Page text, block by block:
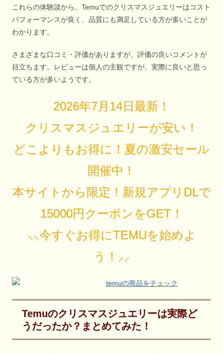
これらの体験談から、Temuでのクリスマスジュエリーはコスト
パフォーマンスが良く、品質にも満足している方が多いことが
わかります。
さまざまな口コミ・評価がありますが、評価の良いコメントが
目立ちます。レビューは個人の主観ですが、実際に良いと思っ
ている方が多いようです。
2026年7月14日最新！
クリスマスジュエリーが安い！
どこよりもお得に！夏の激安セール
開催中！
本サイトから限定！新規アプリDLで
15000円クーポンをGET！
⸜⸜今すぐお得にTEMUを始めよ
う！⸝⸝
Temuのクリスマスジュエリーは実際ど
うだったか？まとめてみた！